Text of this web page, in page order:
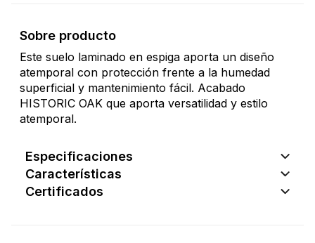
Sobre producto
Este suelo laminado en espiga aporta un diseño
atemporal con protección frente a la humedad
superficial y mantenimiento fácil. Acabado
HISTORIC OAK que aporta versatilidad y estilo
atemporal.
Especificaciones
Características
Certificados